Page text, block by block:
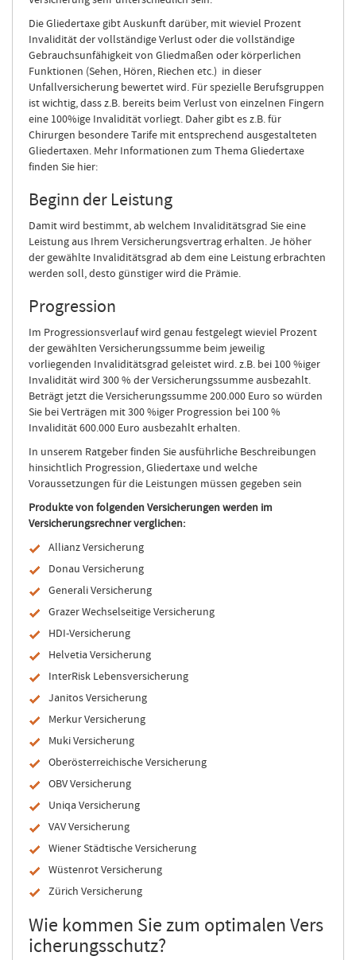
Die Gliedertaxe gibt Auskunft darüber, mit wieviel Prozent
Invalidität der vollständige Verlust oder die vollständige
Gebrauchsunfähigkeit von Gliedmaßen oder körperlichen
Funktionen (Sehen, Hören, Riechen etc.) in dieser
Unfallversicherung bewertet wird. Für spezielle Berufsgruppen
ist wichtig, dass z.B. bereits beim Verlust von einzelnen Fingern
eine 100%ige Invalidität vorliegt. Daher gibt es z.B. für
Chirurgen besondere Tarife mit entsprechend ausgestalteten
Gliedertaxen. Mehr Informationen zum Thema Gliedertaxe
finden Sie hier:
Beginn der Leistung
Damit wird bestimmt, ab welchem Invaliditätsgrad Sie eine
Leistung aus Ihrem Versicherungsvertrag erhalten. Je höher
der gewählte Invaliditätsgrad ab dem eine Leistung erbrachten
werden soll, desto günstiger wird die Prämie.
Progression
Im Progressionsverlauf wird genau festgelegt wieviel Prozent
der gewählten Versicherungssumme beim jeweilig
vorliegenden Invaliditätsgrad geleistet wird. z.B. bei 100 %iger
Invalidität wird 300 % der Versicherungssumme ausbezahlt.
Beträgt jetzt die Versicherungssumme 200.000 Euro so würden
Sie bei Verträgen mit 300 %iger Progression bei 100 %
Invalidität 600.000 Euro ausbezahlt erhalten.
In unserem Ratgeber finden Sie ausführliche Beschreibungen
hinsichtlich Progression, Gliedertaxe und welche
Voraussetzungen für die Leistungen müssen gegeben sein
Produkte von folgenden Versicherungen werden im
Versicherungsrechner verglichen:
Allianz Versicherung
Donau Versicherung
Generali Versicherung
Grazer Wechselseitige Versicherung
HDI-Versicherung
Helvetia Versicherung
InterRisk Lebensversicherung
Janitos Versicherung
Merkur Versicherung
Muki Versicherung
Oberösterreichische Versicherung
OBV Versicherung
Uniqa Versicherung
VAV Versicherung
Wiener Städtische Versicherung
Wüstenrot Versicherung
Zürich Versicherung
Wie kommen Sie zum optimalen Vers
icherungsschutz?